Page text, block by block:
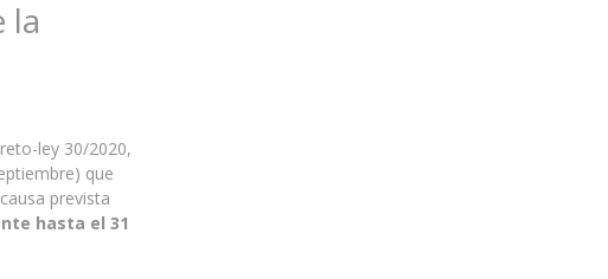
la
ley 30/2020,
que
prevista
hasta el 31